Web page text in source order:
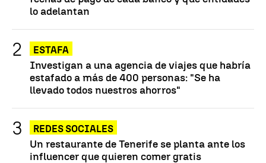
lo adelantan
ESTAFA
Investigan a una agencia de viajes que habría
estafado a más de 400 personas: "Se ha
llevado todos nuestros ahorros"
REDES SOCIALES
Un restaurante de Tenerife se planta ante los
influencer que quieren comer gratis